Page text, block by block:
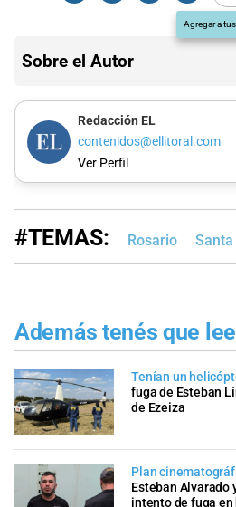
Agregar a
Sobre el Autor
Redacción EL
contenidos@ellitoral.com
Ver Perfil
#TEMAS: Rosario
Además tenés que
Tenían un
fuga de Esteban
de Ezeiza
Plan
Esteban Alvarado
intento de fuga